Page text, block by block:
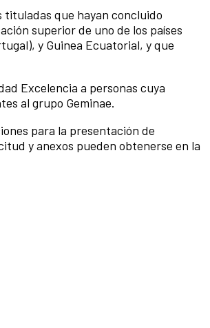
tituladas que hayan concluido
superior de uno de los países
y Guinea Ecuatorial, y que
Excelencia a personas cuya
al grupo Geminae.
para la presentación de
y anexos pueden obtenerse en la